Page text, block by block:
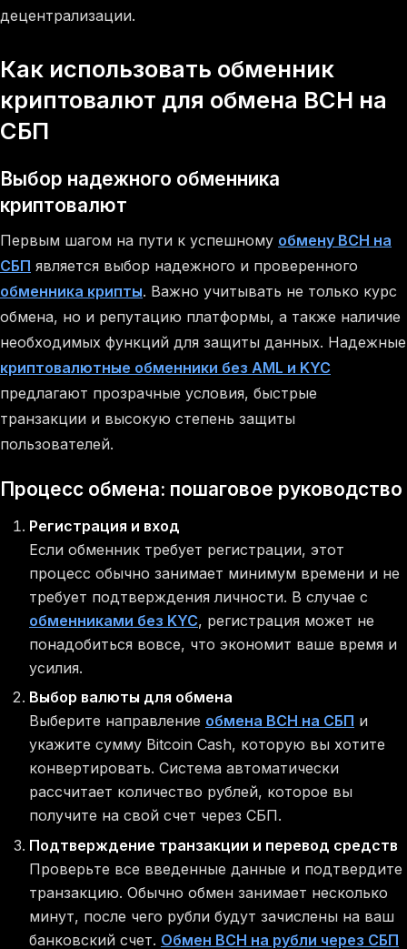
децентрализации.
Как использовать обменник
криптовалют для обмена BCH на
СБП
Выбор надежного обменника
криптовалют
Первым шагом на пути к успешному обмену BCH на
СБП является выбор надежного и проверенного
обменника крипты. Важно учитывать не только курс
обмена, но и репутацию платформы, а также наличие
необходимых функций для защиты данных. Надежные
криптовалютные обменники без AML и KYC
предлагают прозрачные условия, быстрые
транзакции и высокую степень защиты
пользователей.
Процесс обмена: пошаговое руководство
Регистрация и вход
Если обменник требует регистрации, этот
процесс обычно занимает минимум времени и не
требует подтверждения личности. В случае с
обменниками без KYC, регистрация может не
понадобиться вовсе, что экономит ваше время и
усилия.
Выбор валюты для обмена
Выберите направление обмена BCH на СБП и
укажите сумму Bitcoin Cash, которую вы хотите
конвертировать. Система автоматически
рассчитает количество рублей, которое вы
получите на свой счет через СБП.
Подтверждение транзакции и перевод средств
Проверьте все введенные данные и подтвердите
транзакцию. Обычно обмен занимает несколько
минут, после чего рубли будут зачислены на ваш
банковский счет. Обмен BCH на рубли через СБП